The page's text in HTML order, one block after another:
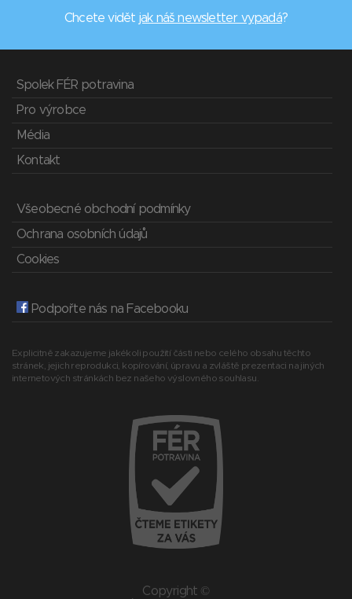
Chcete vidět jak náš newsletter vypadá?
Spolek FÉR potravina
Pro výrobce
Média
Kontakt
Všeobecné obchodní podmínky
Ochrana osobních údajů
Cookies
Podpořte nás na Facebooku
Explicitně zakazujeme jakékoli použití části nebo celého obsahu těchto
stránek, jejich reprodukci, kopírování, úpravu a zvláště prezentaci na jiných
internetových stránkách bez našeho výslovného souhlasu.
Copyright ©